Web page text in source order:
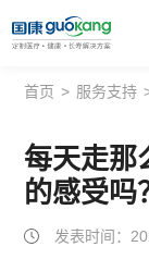
首页
面向会员
面向企业
首页 > 服务支持
每天走那
的感受吗
发表时间：